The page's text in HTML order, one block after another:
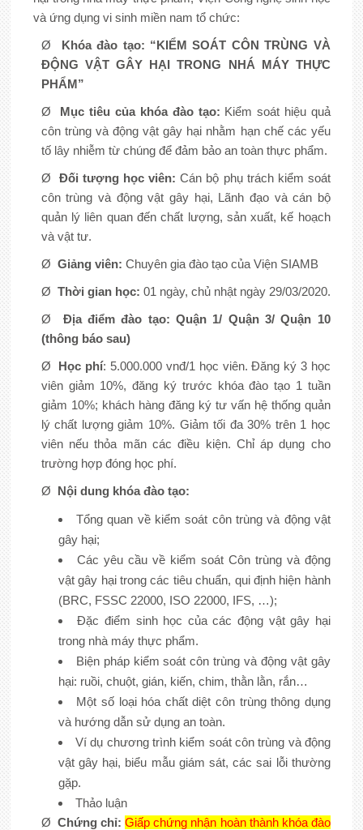
và ứng dụng vi sinh miền nam tổ chức:
Ø Khóa đào tạo: “KIỂM SOÁT CÔN TRÙNG VÀ
ĐỘNG VẬT GÂY HẠI TRONG NHÁ MÁY THỰC
PHẨM”
Ø Mục tiêu của khóa đào tạo: Kiểm soát hiệu quả
côn trùng và động vật gây hại nhằm hạn chế các yếu
tố lây nhiễm từ chúng để đảm bảo an toàn thực phẩm.
Ø Đối tượng học viên: Cán bộ phụ trách kiểm soát
côn trùng và động vật gây hại, Lãnh đạo và cán bộ
quản lý liên quan đến chất lượng, sản xuất, kế hoạch
và vật tư.
Ø Giảng viên: Chuyên gia đào tạo của Viện SIAMB
Ø Thời gian học: 01 ngày, chủ nhật ngày 29/03/2020.
Ø Địa điểmđào tạo: Quận 1/ Quận 3/ Quận 10
(thông báo sau)
Ø Học phí: 5.000.000 vnđ/1 học viên. Đăng ký 3 học
viên giảm 10%, đăng ký trước khóa đào tạo 1 tuần
giảm 10%; khách hàng đăng ký tư vấn hệ thống quản
lý chất lượng giảm 10%. Giảm tối đa 30% trên 1 học
viên nếu thỏa mãn các điều kiện. Chỉ áp dụng cho
trường hợp đóng học phí.
Ø Nội dung khóa đào tạo:
Tổng quan về kiểm soát côn trùng và động vật
gây hại;
Các yêu cầu về kiểm soát Côn trùng và động
vật gây hại trong các tiêu chuẩn, qui định hiện hành
(BRC, FSSC 22000, ISO 22000, IFS, …);
Đặc điểm sinh học của các động vật gây hại
trong nhà máy thực phẩm.
Biện pháp kiểm soát côn trùng và động vật gây
hại: ruồi, chuột, gián, kiến, chim, thằn lằn, rắn…
Một số loại hóa chất diệt côn trùng thông dụng
và hướng dẫn sử dụng an toàn.
Ví dụ chương trình kiểm soát côn trùng và động
vật gây hại, biểu mẫu giám sát, các sai lỗi thường
gặp.
Thảo luận
Ø Chứngchỉ: Giấp chứng nhận hoàn thành khóa đào